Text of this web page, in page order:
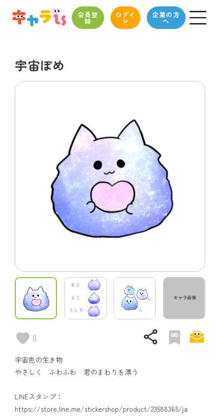
会員登
録
ログイ
ン
企業の方
へ
宇宙ぽめ
0 share
宇宙色の生き物
やさしく ふわふわ 君のまわりを漂う
LINEスタンプ：
https://store.line.me/stickershop/product/23588365/ja